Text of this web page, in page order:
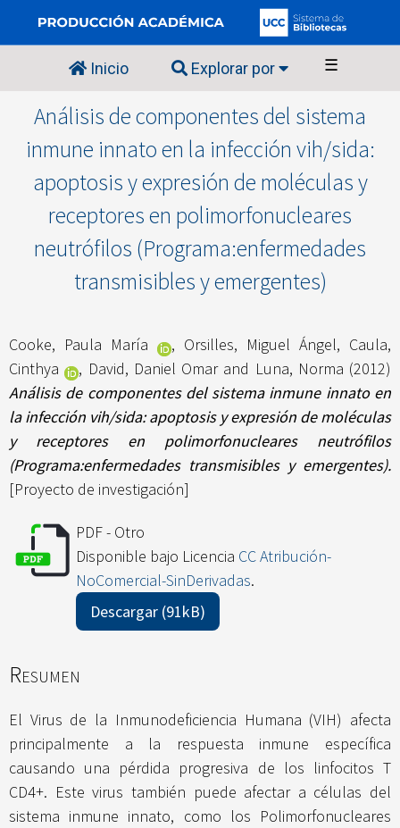
Inicio Explorar por ☰
Análisis de componentes del sistema
inmune innato en la infección vih/sida:
apoptosis y expresión de moléculas y
receptores en polimorfonucleares
neutrófilos (Programa:enfermedades
transmisibles y emergentes)
Cooke, Paula María , Orsilles, Miguel Ángel, Caula,
Cinthya
, David, Daniel Omarand Luna, Norma (2012)
Análisis de componentes del sistema inmune innato en
la infección vih/sida: apoptosis y expresión de moléculas
y receptores en polimorfonucleares neutrófilos
(Programa:enfermedades transmisibles y emergentes).
[Proyecto de investigación]
PDF - Otro
Disponible bajo Licencia CC Atribución-
NoComercial-SinDerivadas.
Descargar (91kB)
Resumen
El Virus de la Inmunodeficiencia Humana (VIH) afecta
principalmente a la respuesta inmune específica
causando una pérdida progresiva de los linfocitos T
CD4+. Este virus también puede afectar a células del
sistema inmune innato, como los Polimorfonucleares